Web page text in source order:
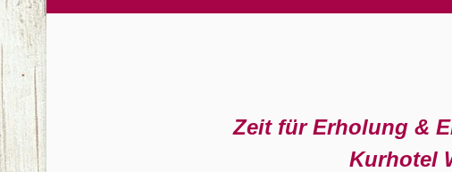
Zeit für Erholung &
Kurhotel